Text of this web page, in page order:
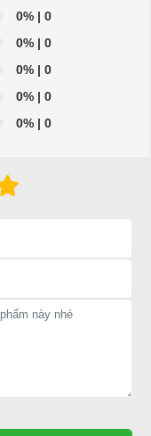
tô điện để tăng tuổi thọ
khách vui lòng liên
0% | 0
0% | 0
0% | 0
0% | 0
0% | 0